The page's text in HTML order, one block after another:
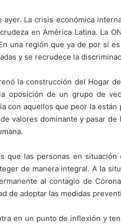
La crisis económica
en América Latina. La
una región que ya de por sí
y se recrudece la
la construcción del Hogar
oposición de un grupo de
con aquellos que peor la están
valores dominante y pasar de
que las personas en
de manera integral. A la
al contagio de
de adoptar las medidas
en un punto de inflexión y